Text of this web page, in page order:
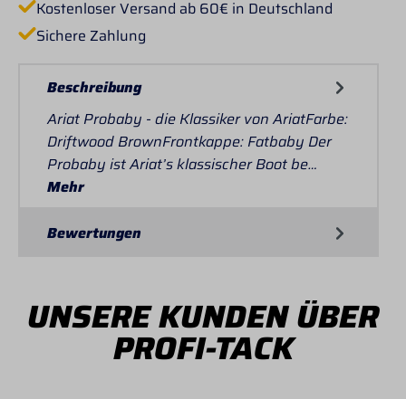
Kostenloser Versand ab 60€ in Deutschland
Sichere Zahlung
Beschreibung
Ariat Probaby - die Klassiker von AriatFarbe:
Driftwood BrownFrontkappe: Fatbaby Der
Probaby ist Ariat’s klassischer Boot be…
Mehr
Bewertungen
UNSERE KUNDEN ÜBER
PROFI-TACK